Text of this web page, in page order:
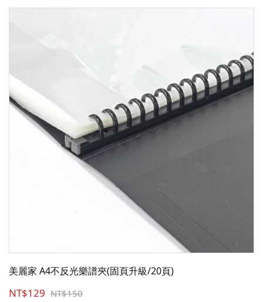
美麗家 A4不反光樂譜夾(固頁升級/20頁)
NT$129 NT$150